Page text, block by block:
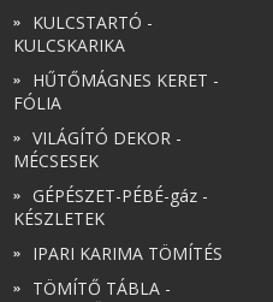
KULCSTARTÓ -
KULCSKARIKA
HŰTŐMÁGNES KERET -
FÓLIA
VILÁGÍTÓ DEKOR -
MÉCSESEK
GÉPÉSZET-PÉBÉ-gáz -
KÉSZLETEK
IPARI KARIMA TÖMÍTÉS
TÖMÍTŐ TÁBLA -